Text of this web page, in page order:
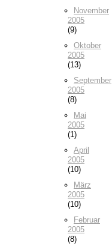
November
2005
(9)
Oktober
2005
(13)
September
2005
(8)
Mai
2005
(1)
April
2005
(10)
März
2005
(10)
Februar
2005
(8)